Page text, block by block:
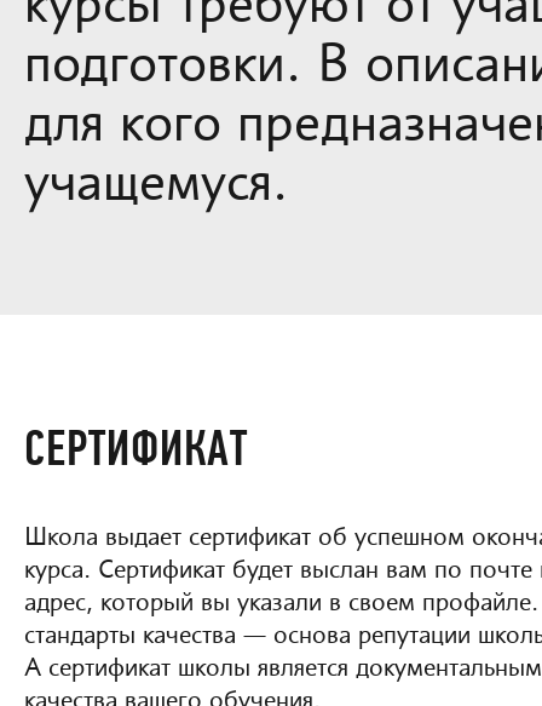
подготовки. В
для кого
учащемуся.
СЕРТИФИКАТ
Школа выдает сертификат об успешном
курса. Сертификат будет выслан вам по почте
адрес, который вы указали в своем
стандарты качества — основа репутации
А сертификат школы является